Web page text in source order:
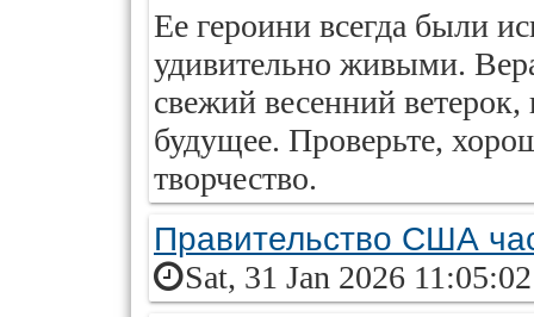
Ее героини всегда были
удивительно живыми.
свежий весенний
будущее. Проверьте,
творчество.
Правительство США
Sat, 31 Jan 2026